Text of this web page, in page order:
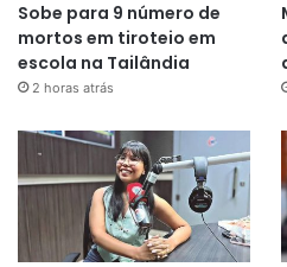
Sobe para 9 número de
mortos em tiroteio em
escola na Tailândia
2 horas atrás